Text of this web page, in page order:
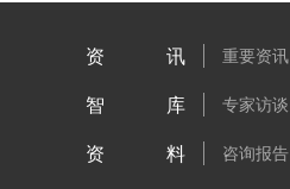
资讯 重要资讯
智库 专家访谈
资料 咨询报告